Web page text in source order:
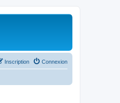
Connexion
Inscription